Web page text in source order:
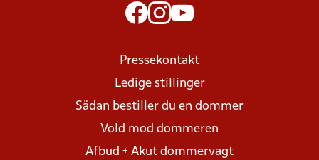
Pressekontakt
Ledige stillinger
Sådan bestiller du en dommer
Vold mod dommeren
Afbud + Akut dommervagt